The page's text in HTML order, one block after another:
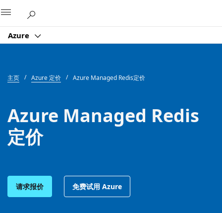
Azure
主页 Azure 定价 Azure Managed Redis定价
Azure Managed Redis
定价
请求报价 免费试用 Azure